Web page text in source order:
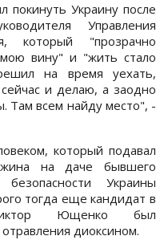
покинуть Украину после
Управления
который "прозрачно
вину" и "жить стало
на время уехать,
и делаю, а заодно
Там всем найду место", -
который подавал
на даче бывшего
Украины
тогда еще кандидат в
Ющенко был
диоксином.